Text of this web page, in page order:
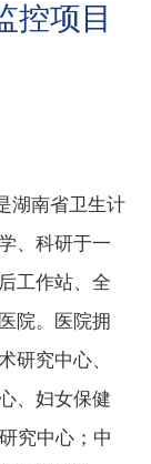
控项目
湖南省卫生计
、科研于一
工作站、全
院。医院拥
研究中心、
、妇女保健
究中心；中